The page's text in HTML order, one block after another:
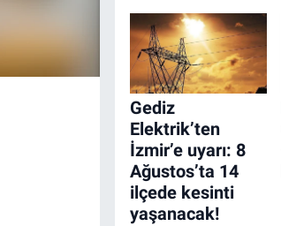
Gediz
Elektrik’ten
İzmir’e uyarı: 8
Ağustos’ta 14
ilçede kesinti
yaşanacak!